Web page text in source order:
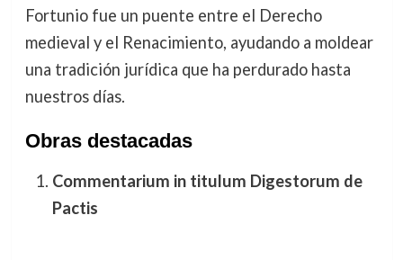
Fortunio fue un puente entre el Derecho
medieval y el Renacimiento, ayudando a moldear
una tradición jurídica que ha perdurado hasta
nuestros días.
Obras destacadas
Commentarium in titulum Digestorum de
Pactis